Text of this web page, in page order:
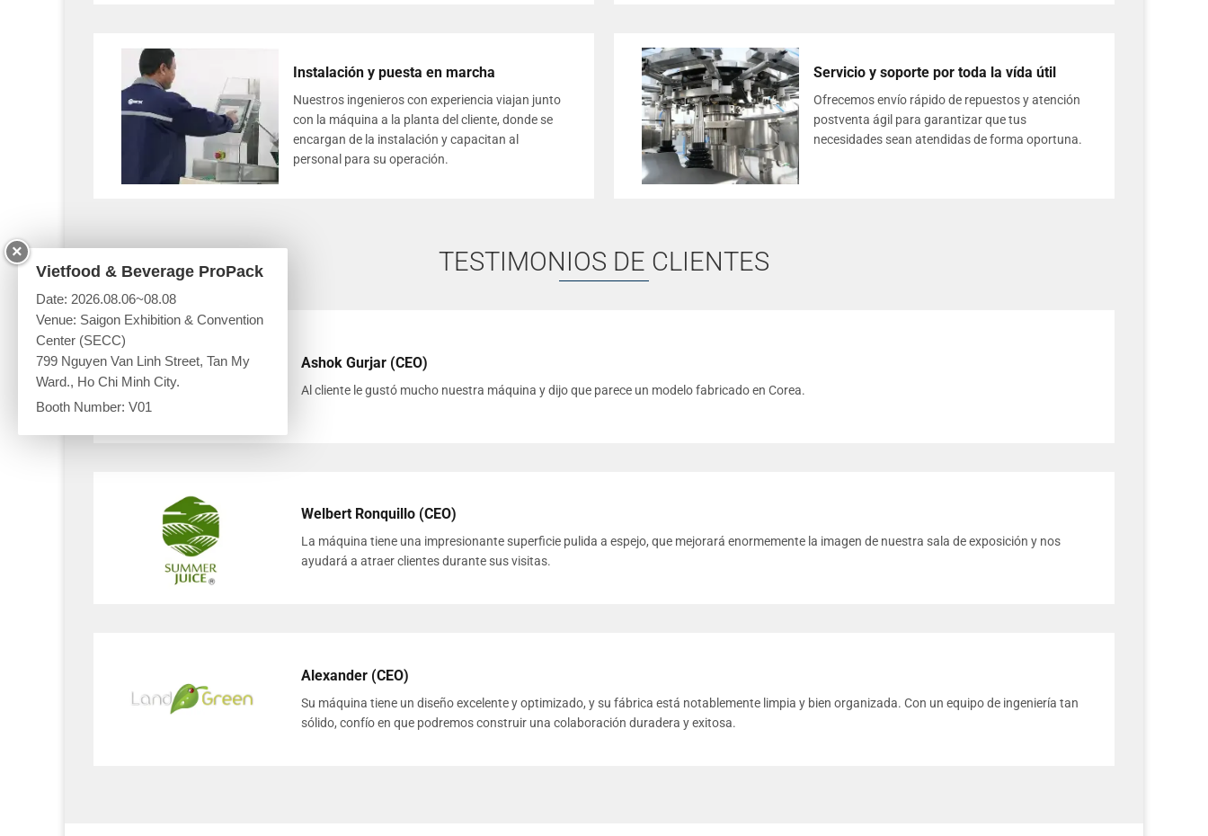
Instalación y puesta en marcha
Nuestros ingenieros con experiencia viajan junto
con la máquina a la planta del cliente, donde se
encargan de la instalación y capacitan al
personal para su operación.
Servicio y soporte por toda la vída útil
Ofrecemos envío rápido de repuestos y atención
postventa ágil para garantizar que tus
necesidades sean atendidas de forma oportuna.
TESTIMONIOS DE CLIENTES
Ashok Gurjar (CEO)
Al cliente le gustó mucho nuestra máquina y dijo que parece un modelo fabricado en Corea.
Welbert Ronquillo (CEO)
La máquina tiene una impresionante superficie pulida a espejo, que mejorará enormemente la imagen de nuestra sala de exposición y nos
ayudará a atraer clientes durante sus visitas.
Alexander (CEO)
Su máquina tiene un diseño excelente y optimizado, y su fábrica está notablemente limpia y bien organizada. Con un equipo de ingeniería tan
sólido, confío en que podremos construir una colaboración duradera y exitosa.
×
Vietfood & Beverage ProPack
Date: 2026.08.06~08.08
Venue: Saigon Exhibition & Convention
Center (SECC)
799 Nguyen Van Linh Street, Tan My
Ward., Ho Chi Minh City.
Booth Number: V01